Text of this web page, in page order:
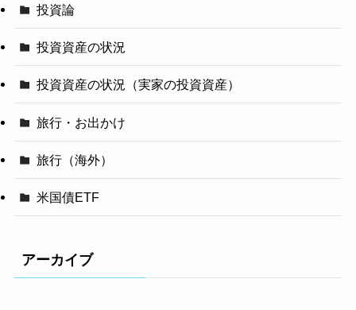
投資論
投資資産の状況
投資資産の状況（実家の投資資産）
旅行・お出かけ
旅行（海外）
米国債ETF
アーカイブ